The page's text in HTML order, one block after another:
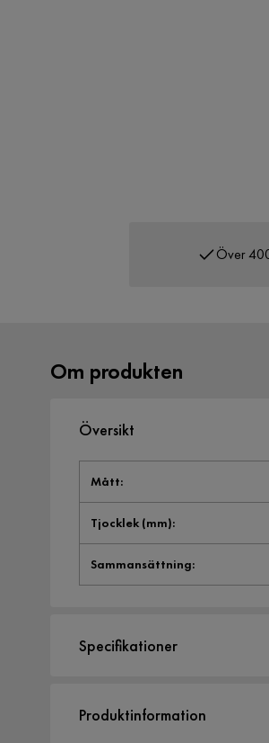
Över
Om produkten
Översikt
Mått:
Tjocklek (mm):
Sammansättning:
Specifikationer
Storlek
Produktinformation